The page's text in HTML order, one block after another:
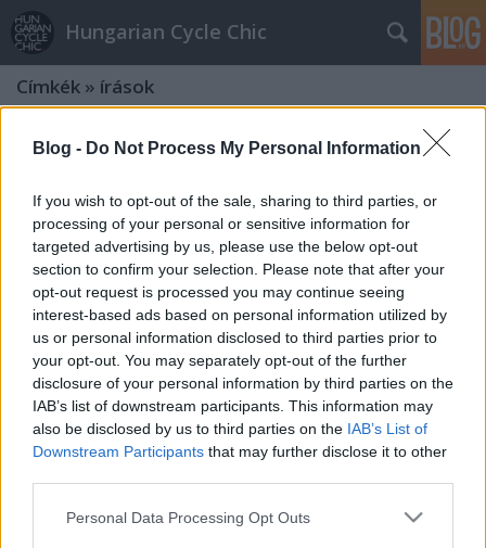
Blog - Do Not Process My Personal Information
If you wish to opt-out of the sale, sharing to third parties, or
processing of your personal or sensitive information for
targeted advertising by us, please use the below opt-out
section to confirm your selection. Please note that after your
opt-out request is processed you may continue seeing
interest-based ads based on personal information utilized by
us or personal information disclosed to third parties prior to
your opt-out. You may separately opt-out of the further
disclosure of your personal information by third parties on the
IAB’s list of downstream participants. This information may
also be disclosed by us to third parties on the IAB’s List of
Downstream Participants that may further disclose it to other
Please note that this website/app uses one or more Google
Personal Data Processing Opt Outs
Hungarian Cycle Chic
Címkék » írások
Félelem a kerékpározástól 5/2 – A
felépítése
halar•2010. január 06.
Abban a megtiszteltetésben van részünk, hogy
Mikael, a Copenhagenize.com szerkesztője
utánközlési engedélyt adott Dave Horton
szociológus eredetileg nála megjelent
cikksorozatára. Dave Horton szociológus és a biciklik
szerelmese. Tagja a Cycling and Society Research
Groupnak…
Félelem a kerékpározástól - 5/1. rész